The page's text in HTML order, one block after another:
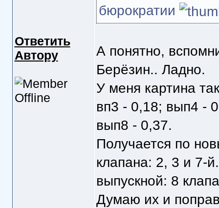
Ответить
Автору
бюрократии
А понятно,
Берёзин.. Ладно.
У меня картина
вп3 - 0,18; вып4 -
вып8 - 0,37.
Получается по
клапана: 2, 3 и 7-
выпускной: 8
Думаю их и